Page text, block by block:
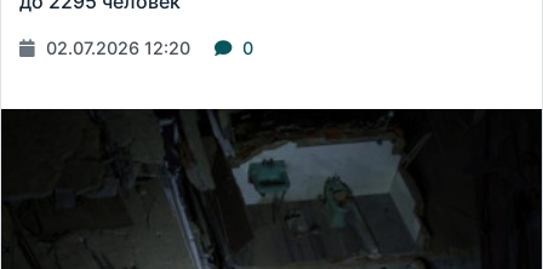
02.07.2026 12:20 0